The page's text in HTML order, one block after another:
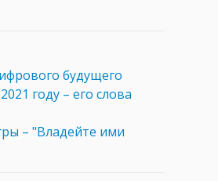
будущего
году – его слова
– "Владейте ими